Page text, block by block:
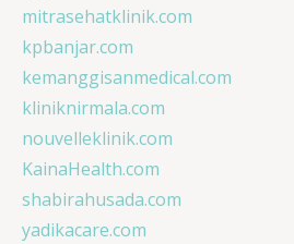
mitrasehatklinik.com
kpbanjar.com
kemanggisanmedical.com
kliniknirmala.com
nouvelleklinik.com
KainaHealth.com
shabirahusada.com
yadikacare.com